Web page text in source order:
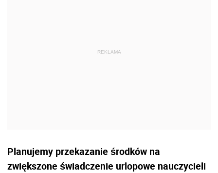
Planujemy przekazanie środków na
zwiększone świadczenie urlopowe nauczycieli